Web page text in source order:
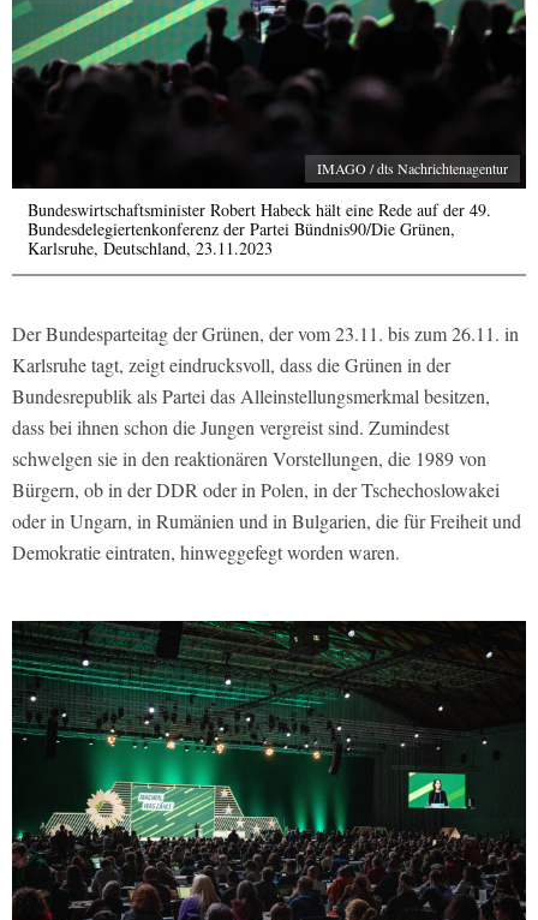
IMAGO / dts Nachrichtenagentur
Bundeswirtschaftsminister Robert Habeck hält eine Rede auf der 49.
Bundesdelegiertenkonferenz der Partei Bündnis90/Die Grünen,
Karlsruhe, Deutschland, 23.11.2023
Der Bundesparteitag der Grünen, der vom 23.11. bis zum 26.11. in
Karlsruhe tagt, zeigt eindrucksvoll, dass die Grünen in der
Bundesrepublik als Partei das Alleinstellungsmerkmal besitzen,
dass bei ihnen schon die Jungen vergreist sind. Zumindest
schwelgen sie in den reaktionären Vorstellungen, die 1989 von
Bürgern, ob in der DDR oder in Polen, in der Tschechoslowakei
oder in Ungarn, in Rumänien und in Bulgarien, die für Freiheit und
Demokratie eintraten, hinweggefegt worden waren.